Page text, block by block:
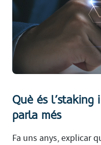
Què és l’staking
parla més
Fa uns anys, explicar